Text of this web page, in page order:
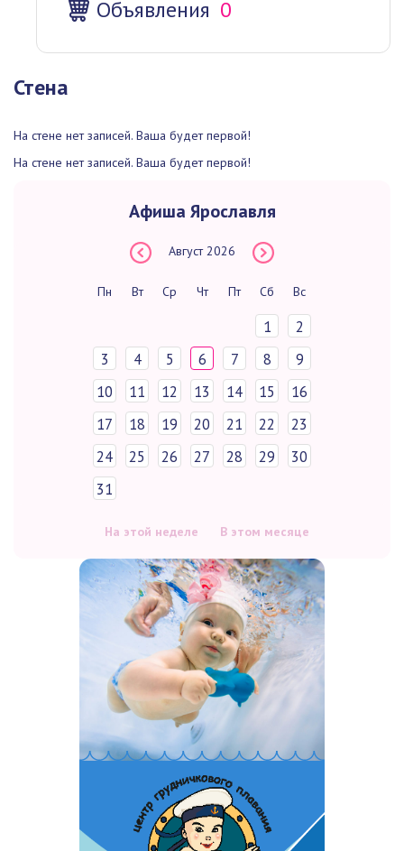
Объявления 0
Стена
На стене нет записей. Ваша будет первой!
На стене нет записей. Ваша будет первой!
Афиша Ярославля
Август 2026
Пн Вт Ср Чт Пт Сб Вс
1
2
3
4 5 6 7 8
9
10
11 12 13 14 15
16
17
18 19 20 21 22
23
24
25 26 27 28 29
30
31
На этой неделе В этом месяце